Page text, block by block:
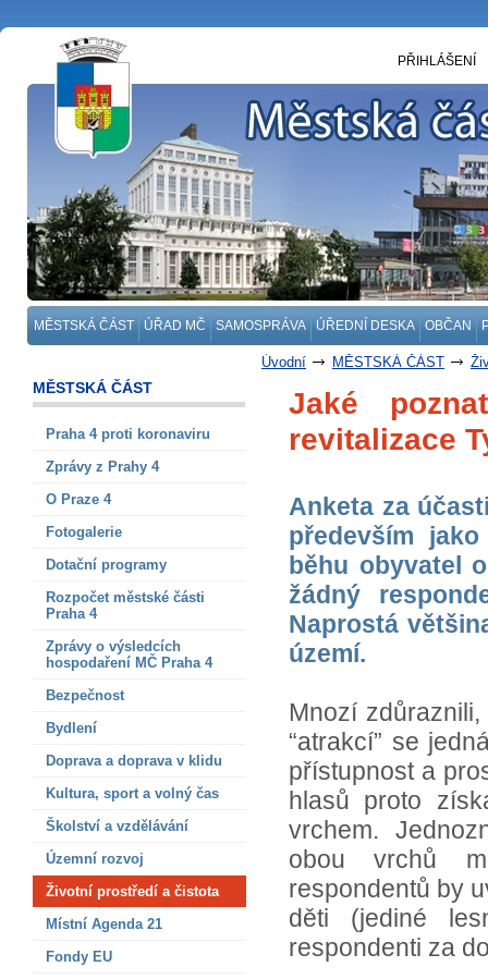
MĚSTSKÁ ČÁST ÚŘAD MČ SAMOSPRÁVA ÚŘEDNÍ DESKA OBČAN
PŘIHLÁŠENÍ
Úvodní MĚSTSKÁ ČÁST
MĚSTSKÁ ČÁST
Praha 4 proti koronaviru
Zprávy z Prahy 4
O Praze 4
Fotogalerie
Dotační programy
Rozpočet městské části
Praha 4
Zprávy o výsledcích
hospodaření MČ Praha 4
Bezpečnost
Bydlení
Doprava a doprava v klidu
Kultura, sport a volný čas
Školství a vzdělávání
Územní rozvoj
Životní prostředí a čistota
Místní Agenda 21
Fondy EU
Jaké
revitalizace
Anketa za
především
běhu obyvatel
žádný
Naprostá
území.
Mnozí
“atrakcí” se
přístupnost a
hlasů proto
vrchem.
obou vrchů
respondentů by
děti (jediné
respondenti za